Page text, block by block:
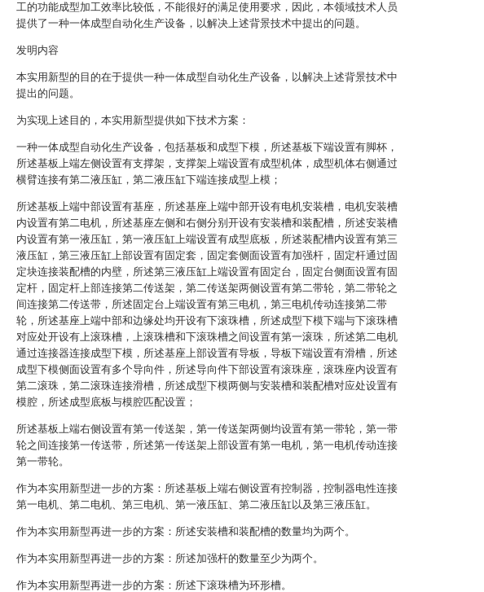
工的功能成型加工效率比较低，不能很好的满足使用要求，因此，本领域技术人员
提供了一种一体成型自动化生产设备，以解决上述背景技术中提出的问题。
发明内容
本实用新型的目的在于提供一种一体成型自动化生产设备，以解决上述背景技术中
提出的问题。
为实现上述目的，本实用新型提供如下技术方案：
一种一体成型自动化生产设备，包括基板和成型下模，所述基板下端设置有脚杯，
所述基板上端左侧设置有支撑架，支撑架上端设置有成型机体，成型机体右侧通过
横臂连接有第二液压缸，第二液压缸下端连接成型上模；
所述基板上端中部设置有基座，所述基座上端中部开设有电机安装槽，电机安装槽
内设置有第二电机，所述基座左侧和右侧分别开设有安装槽和装配槽，所述安装槽
内设置有第一液压缸，第一液压缸上端设置有成型底板，所述装配槽内设置有第三
液压缸，第三液压缸上部设置有固定套，固定套侧面设置有加强杆，固定杆通过固
定块连接装配槽的内壁，所述第三液压缸上端设置有固定台，固定台侧面设置有固
定杆，固定杆上部连接第二传送架，第二传送架两侧设置有第二带轮，第二带轮之
间连接第二传送带，所述固定台上端设置有第三电机，第三电机传动连接第二带
轮，所述基座上端中部和边缘处均开设有下滚珠槽，所述成型下模下端与下滚珠槽
对应处开设有上滚珠槽，上滚珠槽和下滚珠槽之间设置有第一滚珠，所述第二电机
通过连接器连接成型下模，所述基座上部设置有导板，导板下端设置有滑槽，所述
成型下模侧面设置有多个导向件，所述导向件下部设置有滚珠座，滚珠座内设置有
第二滚珠，第二滚珠连接滑槽，所述成型下模两侧与安装槽和装配槽对应处设置有
模腔，所述成型底板与模腔匹配设置；
所述基板上端右侧设置有第一传送架，第一传送架两侧均设置有第一带轮，第一带
轮之间连接第一传送带，所述第一传送架上部设置有第一电机，第一电机传动连接
第一带轮。
作为本实用新型进一步的方案：所述基板上端右侧设置有控制器，控制器电性连接
第一电机、第二电机、第三电机、第一液压缸、第二液压缸以及第三液压缸。
作为本实用新型再进一步的方案：所述安装槽和装配槽的数量均为两个。
作为本实用新型再进一步的方案：所述加强杆的数量至少为两个。
作为本实用新型再进一步的方案：所述下滚珠槽为环形槽。